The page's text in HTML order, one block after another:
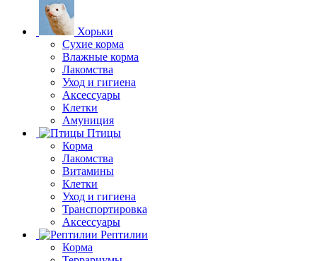
Хорьки
Сухие корма
Влажные корма
Лакомства
Уход и гигиена
Аксессуары
Клетки
Амуниция
Птицы
Корма
Лакомства
Витамины
Клетки
Уход и гигиена
Транспортировка
Аксессуары
Рептилии
Корма